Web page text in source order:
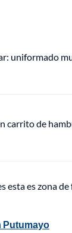
uniformado
carrito de
esta es zona de
Putumayo